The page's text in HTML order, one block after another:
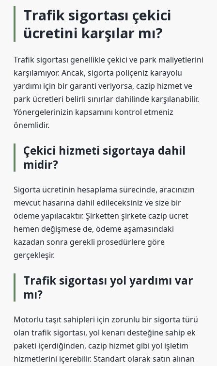
Trafik sigortası çekici
ücretini karşılar mı?
Trafik sigortası genellikle çekici ve park maliyetlerini
karşılamıyor. Ancak, sigorta poliçeniz karayolu
yardımı için bir garanti veriyorsa, cazip hizmet ve
park ücretleri belirli sınırlar dahilinde karşılanabilir.
Yönergelerinizin kapsamını kontrol etmeniz
önemlidir.
Çekici hizmeti sigortaya dahil
midir?
Sigorta ücretinin hesaplama sürecinde, aracınızın
mevcut hasarına dahil edileceksiniz ve size bir
ödeme yapılacaktır. Şirketten şirkete cazip ücret
hemen değişmese de, ödeme aşamasındaki
kazadan sonra gerekli prosedürlere göre
gerçekleşir.
Trafik sigortası yol yardımı var
mı?
Motorlu taşıt sahipleri için zorunlu bir sigorta türü
olan trafik sigortası, yol kenarı desteğine sahip ek
paketi içerdiğinden, cazip hizmet gibi yol işletim
hizmetlerini içerebilir. Standart olarak satın alınan